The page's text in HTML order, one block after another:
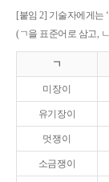
[붙임 2] 기술자에게는
(ㄱ을 표준어로 삼고,
ㄱ
미장이
유기장이
멋쟁이
소금쟁이